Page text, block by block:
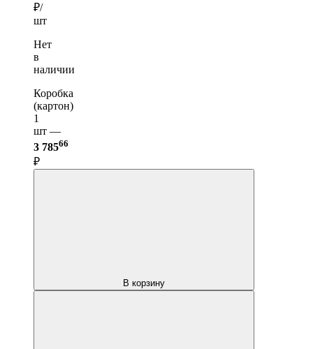
₽/
шт
Нет
в
наличии
Коробка
(картон)
1
шт —
3 78566
₽
В корзину